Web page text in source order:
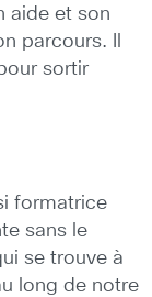
aide et son
parcours. Il
sortir
formatrice
sans le
se trouve à
long de notre